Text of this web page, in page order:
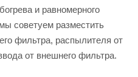
и рaвномерного
советуем разместить
фильтра, распылителя от
от внешнего фильтра.